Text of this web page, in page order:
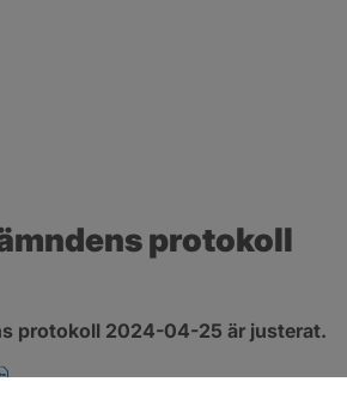
protokoll
protokoll 2024-04-25 är justerat.
pdf, 222.9 kB, öppnas i nytt fönster.